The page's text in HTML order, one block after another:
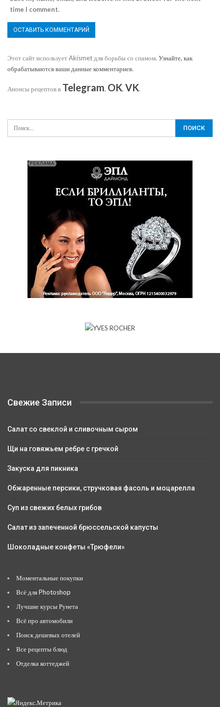
time I comment.
Этот сайт использует Akismet для борьбы со спамом. Узнайте, как
обрабатываются ваши данные комментариев.
Анонсы рецептов в Telegram, OK, VK.
Свежие Записи
Салат со свеклой и сливочным сыром
Щи на говяжьем ребре с гречкой
Закуска для пикника
Обжаренные персики, стручковая фасоль и моцарелла
Суп из свежих белых грибов
Салат из запеченной брюссельской капусты
Шоколадные конфеты «Трюфели»
Моментальные покупки
Всё для Photoshop
Лучшие курсы Рунета
Всё про автомобили
Поиск дешевых отелей
Все рецепты блюд
Отделка коттеджей